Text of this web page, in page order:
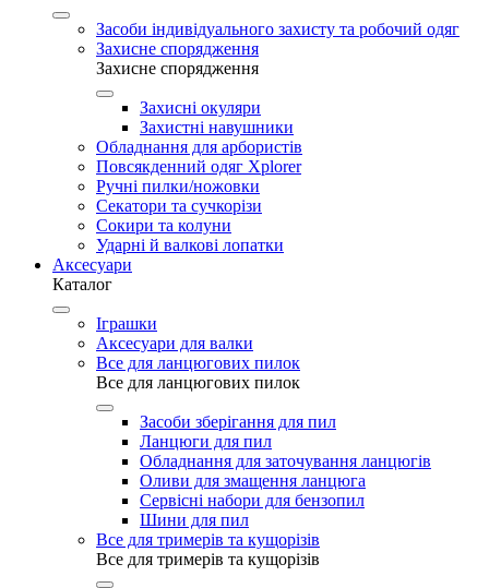
Засоби індивідуального захисту та робочий одяг
Захисне спорядження
Захисне спорядження
Захисні окуляри
Захистні навушники
Обладнання для арбористів
Повсякденний одяг Xplorer
Ручні пилки/ножовки
Секатори та сучкорізи
Сокири та колуни
Ударні й валкові лопатки
Аксесуари
Каталог
Іграшки
Аксесуари для валки
Все для ланцюгових пилок
Все для ланцюгових пилок
Засоби зберігання для пил
Ланцюги для пил
Обладнання для заточування ланцюгів
Оливи для змащення ланцюга
Сервісні набори для бензопил
Шини для пил
Все для тримерів та кущорізів
Все для тримерів та кущорізів